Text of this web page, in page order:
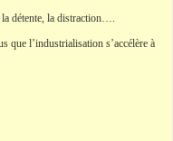
détente, la distraction….
que l’industrialisation s’accélère à